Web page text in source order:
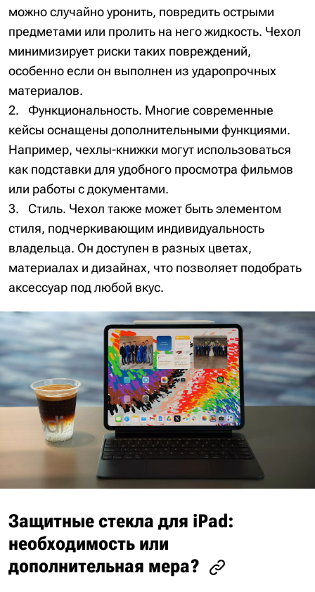
можно случайно уронить, повредить острыми
предметами или пролить на него жидкость. Чехол
минимизирует риски таких повреждений,
особенно если он выполнен из ударопрочных
материалов.
Функциональность. Многие современные
кейсы оснащены дополнительными функциями.
Например, чехлы-книжки могут использоваться
как подставки для удобного просмотра фильмов
или работы с документами.
Стиль. Чехол также может быть элементом
стиля, подчеркивающим индивидуальность
владельца. Он доступен в разных цветах,
материалах и дизайнах, что позволяет подобрать
аксессуар под любой вкус.
Защитные стекла для iPad:
необходимость или
дополнительная мера?